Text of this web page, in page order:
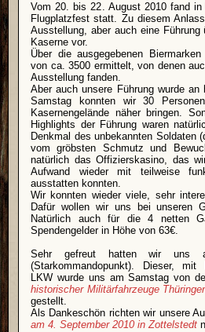
Vom 20. bis 22. August 2010 fand
Flugplatzfest statt. Zu diesem
Ausstellung, aber auch eine
Kaserne vor.
Über die ausgegebenen
von ca. 3500 ermittelt, von denen
Ausstellung fanden.
Aber auch unsere Führung wurde an
Samstag konnten wir 30
Kasernengelände näher bringen.
Highlights der Führung waren
Denkmal des unbekannten Soldaten
vom gröbsten Schmutz und
natürlich das Offizierskasino, das
Aufwand wieder mit teilweise
ausstatten konnten.
Wir konnten wieder viele, sehr
Dafür wollen wir uns bei unseren
Natürlich auch für die 4 netten
Spendengelder in Höhe von 63€.
Sehr gefreut hatten wir uns
(Starkommandopunkt). Dieser, mit
LKW wurde uns am Samstag von
historischer Militärfahrzeuge
gestellt.
Als Dankeschön richten wir unsere
am 4. September 2010 in Zottelstedt